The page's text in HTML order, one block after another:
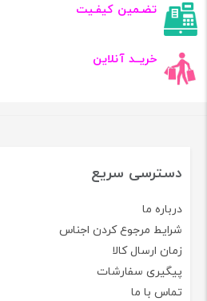
تضـمین کیفـیت
خریــد آنلاین
دسترسی سریع
درباره ما
شرایط مرجوع کردن اجناس
زمان ارسال کالا
پیگیری سفارشات
تماس با ما